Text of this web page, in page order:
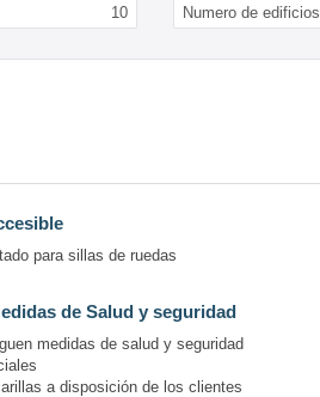
10 Numero de edificios
para sillas de ruedas
de Salud y seguridad
medidas de salud y seguridad
a disposición de los clientes